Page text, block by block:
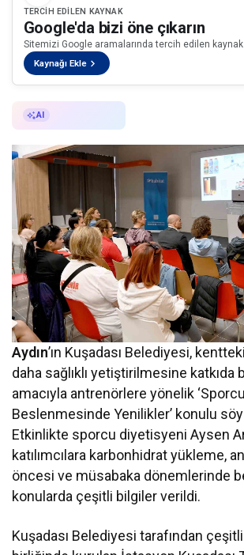
TERCIH EDILEN KAYNAK
Google'da bizi öne çıkarın
Sitemizi Google aramalarında tercih edilen
Kaynağı Ekle
AI
Aydın’ın Kuşadası Belediyesi,
daha sağlıklı yetiştirilmesine katkıda
amacıyla antrenörlere yönelik ‘Sporcu
Beslenmesinde Yenilikler’ konulu
Etkinlikte sporcu diyetisyeni Aysen
katılımcılara karbonhidrat yükleme,
öncesi ve müsabaka dönemlerinde
konularda çeşitli bilgiler verildi.
Kuşadası Belediyesi tarafından